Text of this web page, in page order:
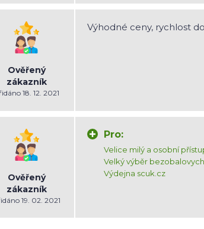
Ověřený
zákazník
18. 12. 2021
Výhodné ceny, rychlost
Ověřený
zákazník
19. 02. 2021
Pro:
Velice milý a osobní
Velký výběr
Výdejna scuk.cz